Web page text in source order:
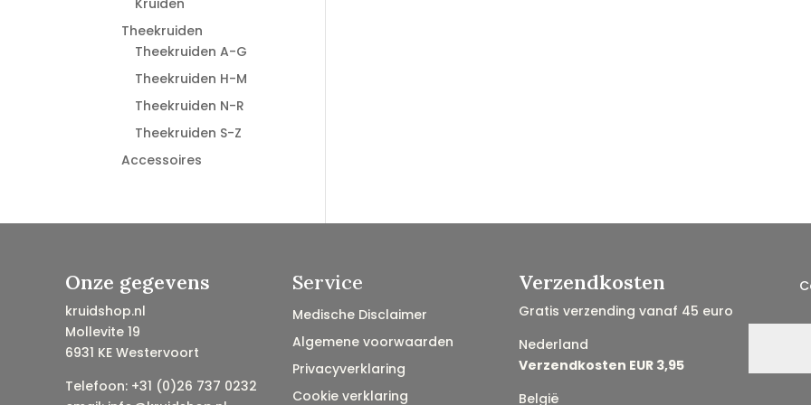
Kruiden
Theekruiden
Theekruiden A-G
Theekruiden H-M
Theekruiden N-R
Theekruiden S-Z
Accessoires
Onze gegevens
kruidshop.nl
Mollevite 19
6931 KE Westervoort
Telefoon: +31 (0)26 737 0232
Service
Medische Disclaimer
Algemene voorwaarden
Privacyverklaring
Cookie verklaring
Verzendkosten
Gratis verzending vanaf 45 euro
Nederland
Verzendkosten EUR 3,95
België